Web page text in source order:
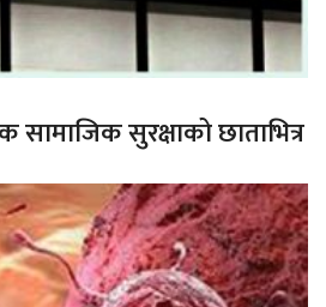
सुरक्षाको छाताभित्र